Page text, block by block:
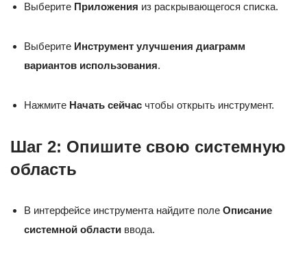
Выберите Приложения из раскрывающегося списка.
Выберите Инструмент улучшения диаграмм
вариантов использования.
Нажмите Начать сейчас чтобы открыть инструмент.
Шаг 2: Опишите свою системную
область
В интерфейсе инструмента найдите поле Описание
системной области ввода.